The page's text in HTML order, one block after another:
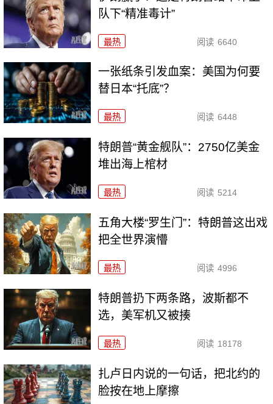
队下“精准毒计”
最热 阅读 6640
一张纸条引发血案：美国为何要
替日本“托底”？
最热 阅读 6448
特朗普“黄金舰队”：2750亿美金
堆出海上棺材
最热 阅读 5214
五角大楼“罗生门”：特朗普这出戏
把全世界演懵
最热 阅读 4996
特朗普扔下两条路，波斯都不
选，美军机又被揍
最热 阅读 18178
扎卢日内说的一句话，把北约的
脸按在地上摩擦